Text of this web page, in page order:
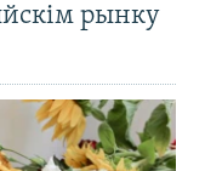
рынку